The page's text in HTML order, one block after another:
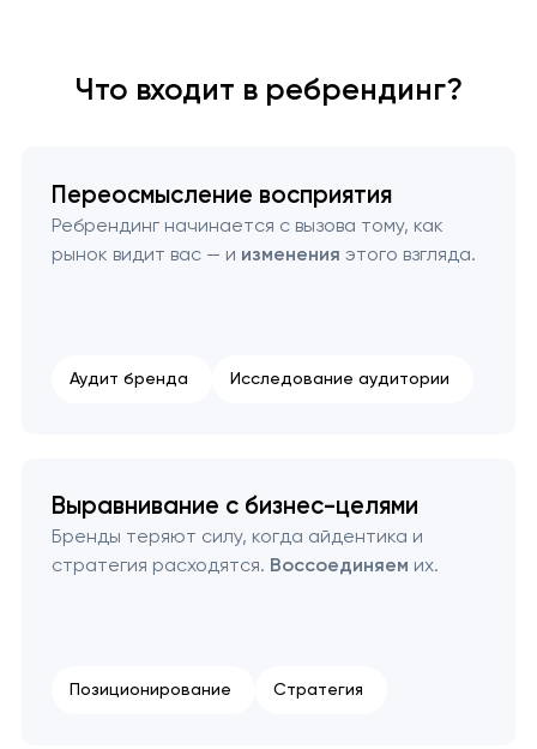
Что входит в ребрендинг?
Переосмысление восприятия
Ребрендинг начинается с вызова тому, как
рынок видит вас — и изменения этого взгляда.
Аудит бренда Исследование аудитории
Выравнивание с бизнес-целями
Бренды теряют силу, когда айдентика и
стратегия расходятся. Воссоединяем их.
Позиционирование Стратегия